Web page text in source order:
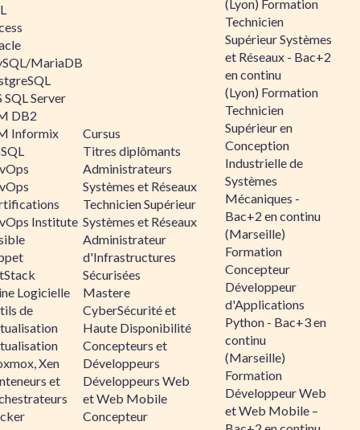
MariaDB
SQL Server
DB2
Informix
Institute
Logicielle
de
Xen
et
Cursus
Titres diplômants
Administrateurs
Systèmes et Réseaux
Technicien Supérieur
Systèmes et Réseaux
Administrateur
d'Infrastructures
Sécurisées
Mastere
CyberSécurité et
Haute Disponibilité
Concepteurs et
Développeurs
Développeurs Web
et Web Mobile
Concepteur
(Lyon) Formation
Technicien
Supérieur Systèmes
et Réseaux - Bac+2
en continu
(Lyon) Formation
Technicien
Supérieur en
Conception
Industrielle de
Systèmes
Mécaniques -
Bac+2 en continu
(Marseille)
Formation
Concepteur
Développeur
d'Applications
Python - Bac+3 en
continu
(Marseille)
Formation
Développeur Web
et Web Mobile –